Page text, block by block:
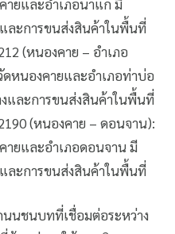
ายและอำเภอนาแก มี
ละการขนส่งสินค้าในพื้นที่
(หนองคาย – อำเภอ
ดหนองคายและอำเภอท่าบ่อ
และการขนส่งสินค้าในพื้นที่
(หนองคาย – ดอนจาน):
ายและอำเภอดอนจาน มี
ละการขนส่งสินค้าในพื้นที่
นชนบทที่เชื่อมต่อระหว่าง